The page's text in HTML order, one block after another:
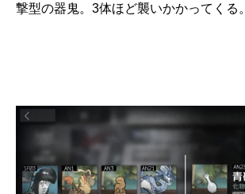
撃型の器鬼。3体ほど襲いかかってくる。